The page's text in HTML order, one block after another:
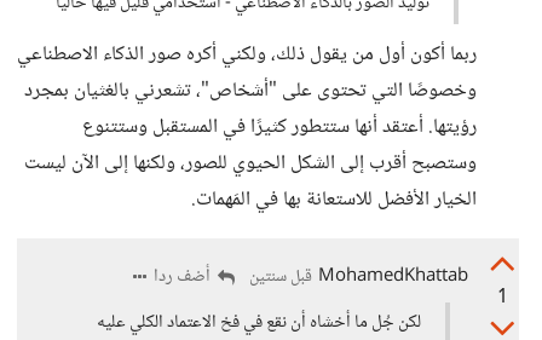
ربما أكون أول من يقول ذلك، ولكني أكره صور الذكاء الاصطناعي
وخصوصًا التي تحتوى على "أشخاص"، تشعرني بالغثيان بمجرد
رؤيتها. أعتقد أنها ستتطور كثيرًا في المستقبل وستتنوع
وستصبح أقرب إلى الشكل الحيوي للصور، ولكنها إلى الآن ليست
الخيار الأفضل للاستعانة بها في المَهمات.
1
MohamedKhattab قبل سنتين
أضف ردا
لكن جُل ما أخشاه أن نقع في فخ الاعتماد الكلي عليه